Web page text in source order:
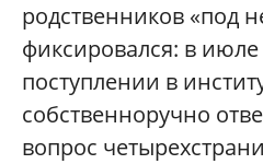
родственников «под
фиксировался: в июле
поступлении в
собственноручно
вопрос